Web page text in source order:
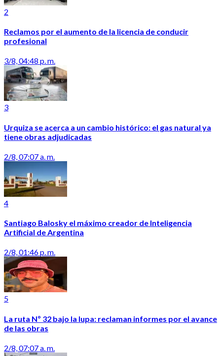
2
Reclamos por el aumento de la licencia de conducir
profesional
3/8, 04:48 p. m.
3
Urquiza se acerca a un cambio histórico: el gas natural ya
tiene obras adjudicadas
2/8, 07:07 a. m.
4
Santiago Balosky el máximo creador de Inteligencia
Artificial de Argentina
2/8, 01:46 p. m.
5
La ruta Nº 32 bajo la lupa: reclaman informes por el avance
de las obras
2/8, 07:07 a. m.